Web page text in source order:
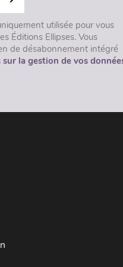
utilisée pour vous
Éditions Ellipses. Vous
de désabonnement intégré
sur la gestion de vos